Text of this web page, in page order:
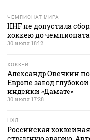
ЧЕМПИОНАТ МИРА
IIHF не допустила
хоккею до чемпионата
30 июля 18:12
ХОККЕЙ
Александр Овечкин
Европе завод
индейки «Дамате»
30 июля 17:28
НХЛ
Российская
страшную аварию.